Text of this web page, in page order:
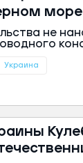
море
не
списке.
Украина